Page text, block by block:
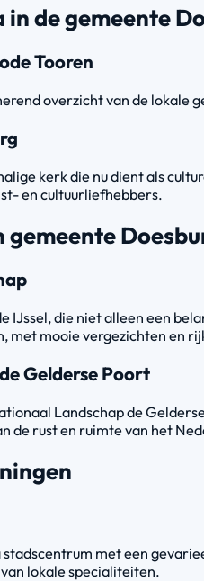
in de gemeente
Tooren
overzicht van de lokale
kerk die nu dient als
en cultuurliefhebbers.
gemeente
IJssel, die niet alleen een
met mooie vergezichten en
Gelderse Poort
Landschap de
de rust en ruimte van het
met een
lokale specialiteiten.